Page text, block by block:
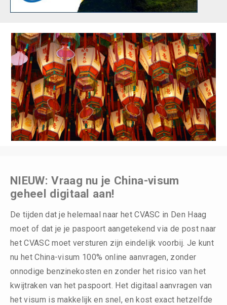
NIEUW: Vraag nu je China-visum
geheel digitaal aan!
De tijden dat je helemaal naar het CVASC in Den Haag
moet of dat je je paspoort aangetekend via de post naar
het CVASC moet versturen zijn eindelijk voorbij. Je kunt
nu het China-visum 100% online aanvragen, zonder
onnodige benzinekosten en zonder het risico van het
kwijtraken van het paspoort. Het digitaal aanvragen van
het visum is makkelijk en snel, en kost exact hetzelfde